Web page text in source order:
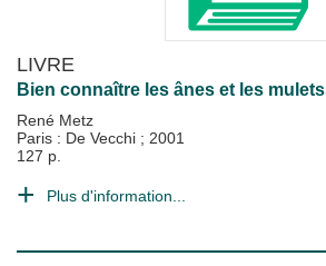
LIVRE
Bien connaître les ânes et les mulets
René Metz
Paris : De Vecchi ; 2001
127 p.
Plus d'information...